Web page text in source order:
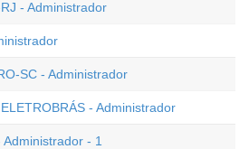
- Administrador
SC - Administrador
- Administrador
- 1